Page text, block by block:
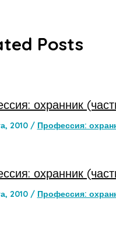
Posts
охранник
2010 / Профессия:
охранник
2010 / Профессия: